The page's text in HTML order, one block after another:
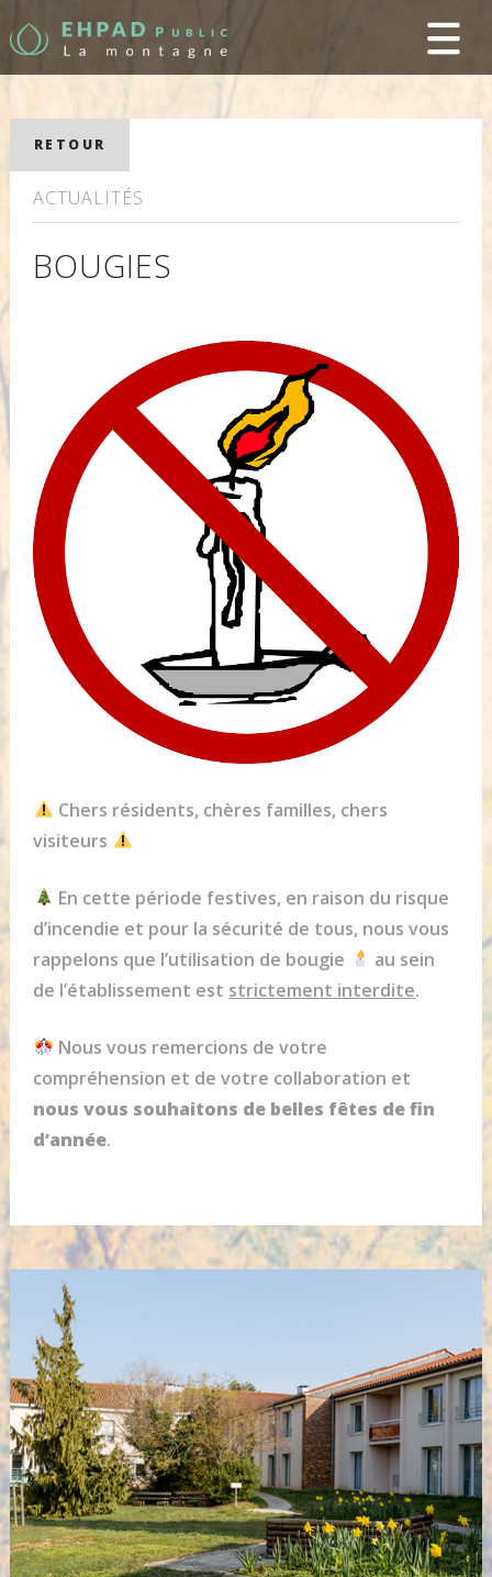
RETOUR
ACTUALITÉS
BOUGIES
Chers résidents, chères familles, chers
visiteurs
En cette période festives, en raison du risque
d’incendie et pour la sécurité de tous, nous vous
rappelons que l’utilisation de bougie
au sein
de l’établissement est strictement interdite.
Nous vous remercions de votre
compréhension et de votre collaboration et
nous vous souhaitons de belles fêtes de fin
d’année.